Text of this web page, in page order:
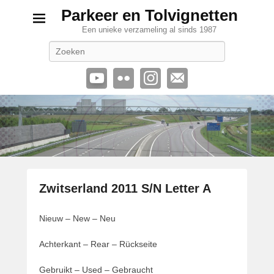
Parkeer en Tolvignetten
Een unieke verzameling al sinds 1987
Zwitserland 2011 S/N Letter A
e
l
Nieuw – New – Neu
Achterkant – Rear – Rückseite
Gebruikt – Used – Gebraucht